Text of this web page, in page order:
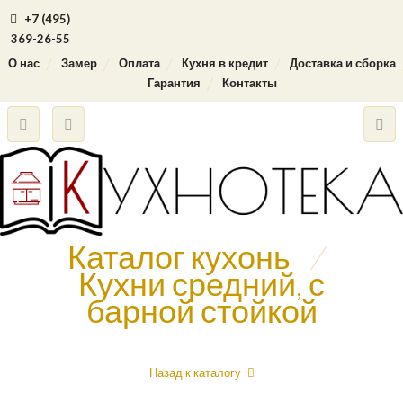
+7 (495)
369-26-55
О нас
Замер Оплата Кухня в кредит
Доставка и сборка
Гарантия
Контакты
Каталог кухонь /
Кухни средний, с
барной стойкой
Назад к каталогу